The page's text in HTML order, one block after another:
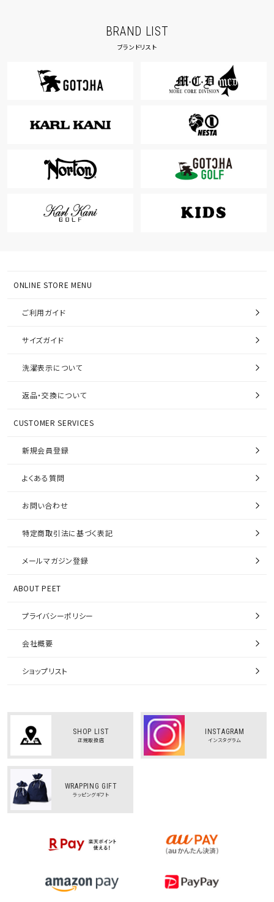
BRAND LIST
ブランドリスト
ONLINE STORE MENU
ご利用ガイド
サイズガイド
洗濯表示について
返品・交換について
CUSTOMER SERVICES
新規会員登録
よくある質問
お問い合わせ
特定商取引法に基づく表記
メールマガジン登録
ABOUT PEET
プライバシーポリシー
会社概要
ショップリスト
SHOP LIST
正規取扱店
INSTAGRAM
インスタグラム
WRAPPING GIFT
ラッピングギフト